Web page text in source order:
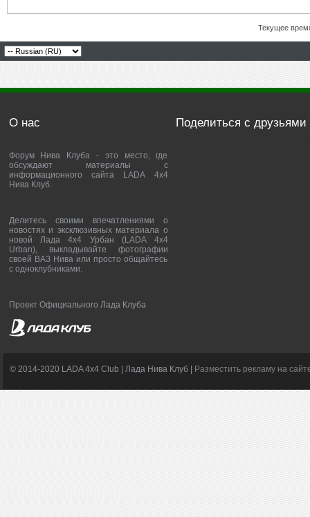
Текущее
О нас
Форум Нива Клуба - это место, где
обсуждают материалы с
информационного сайта LADA 4x4
Нива Клуб.
Делитесь своими впечатлениями о
новостях и эксклюзивных материала о
новой Лада 4х4 Урбан (LADA 4x4
Urban), выкладывайте фотографии
своей ВАЗ Нива или просто общайтесь
с одноклубниками.
Проект Официального Лада Клуба
Поделиться с друзьями
© 2014-2020 LADA 4x4 Club | Лада Нива Клуб | Разместить рекламу на